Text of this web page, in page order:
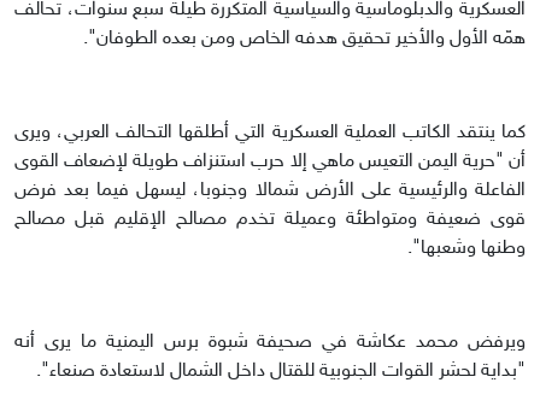
العسكرية والدبلوماسية والسياسية المتكررة طيلة سبع سنوات، تحالف
همّه الأول والأخير تحقيق هدفه الخاص ومن بعده الطوفان".
كما ينتقد الكاتب العملية العسكرية التي أطلقها التحالف العربي، ويرى
أن "حرية اليمن التعيس ماهي إلا حرب استنزاف طويلة لإضعاف القوى
الفاعلة والرئيسية على الأرض شمالا وجنوبا، ليسهل فيما بعد فرض
قوى ضعيفة ومتواطئة وعميلة تخدم مصالح الإقليم قبل مصالح
وطنها وشعبها".
ويرفض محمد عكاشة في صحيفة شبوة برس اليمنية ما يرى أنه
"بداية لحشر القوات الجنوبية للقتال داخل الشمال لاستعادة صنعاء".